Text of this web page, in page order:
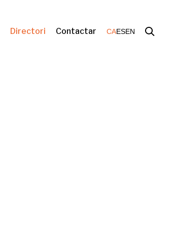
Directori Contactar CAESEN